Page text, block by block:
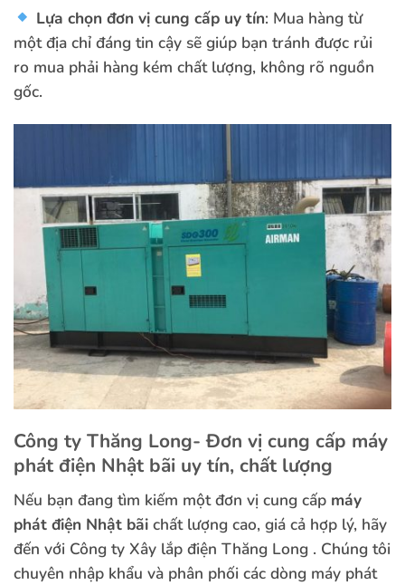
Lựa chọn đơn vị cung cấp uy tín: Mua hàng từ
một địa chỉ đáng tin cậy sẽ giúp bạn tránh được rủi
ro mua phải hàng kém chất lượng, không rõ nguồn
gốc.
Công ty Thăng Long- Đơn vị cung cấp máy
phát điện Nhật bãi uy tín, chất lượng
Nếu bạn đang tìm kiếm một đơn vị cung cấp máy
phát điện Nhật bãi chất lượng cao, giá cả hợp lý, hãy
đến với Công ty Xây lắp điện Thăng Long . Chúng tôi
chuyên nhập khẩu và phân phối các dòng máy phát